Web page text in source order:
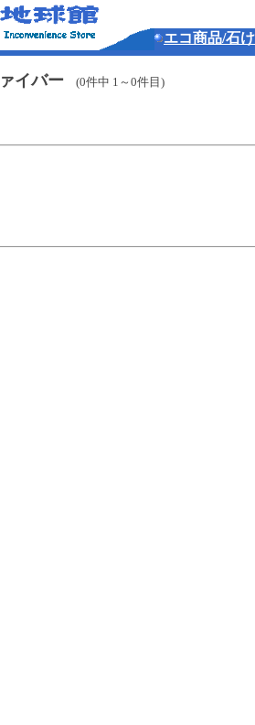
エコ商品/石
イバー(0件中 1～0件目)